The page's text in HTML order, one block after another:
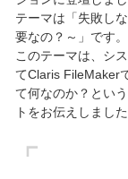
テーマは「失敗し
要なの？～」です。
このテーマは、シ
てClaris FileMaker
て何なのか？とい
トをお伝えしました